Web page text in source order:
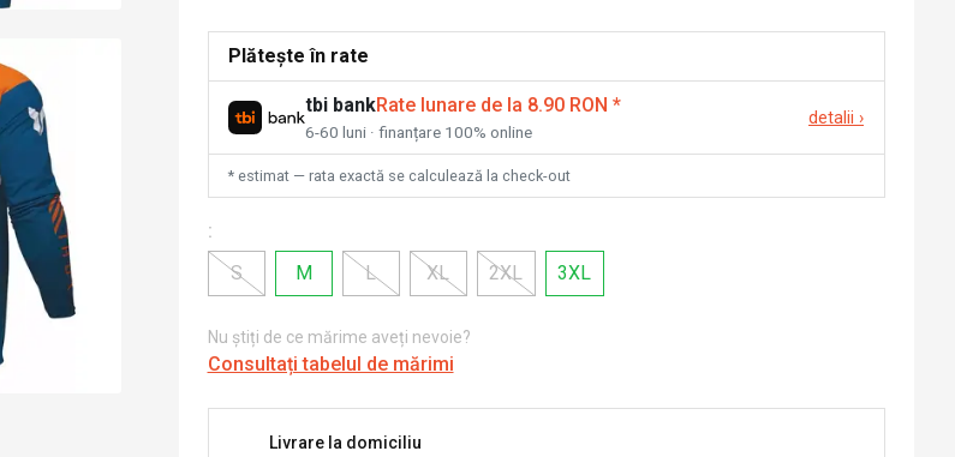
Plătește în rate
tbi bankRate lunare de la 8.90 RON *
6-60 luni · finanțare 100% online
detalii ›
* estimat — rata exactă se calculează la check-out
:
S
M L XL 2XL 3XL
Nu știți de ce mărime aveți nevoie?
Consultați tabelul de mărimi
Livrare la domiciliu